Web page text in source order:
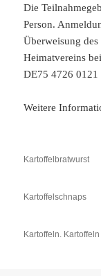
Die
Person.
Überweisung
Heimatvereins
DE75 4726
Weitere
Kartoffelbratwurst
Kartoffelschnaps
Kartoffeln. Kartoffeln